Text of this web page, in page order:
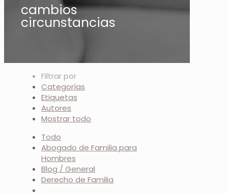
cambios
circunstancias
Filtrar por
Categorías
Etiquetas
Autores
Mostrar todo
Todo
Abogado de Familia para
Hombres
Blog / General
Derecho de Familia